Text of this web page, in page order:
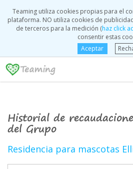
Teaming utiliza cookies propias para el
plataforma. NO utiliza cookies de
de terceros para la medición (haz click
consentir estas
Aceptar
Historial de
del Grupo
Residencia para mascotas